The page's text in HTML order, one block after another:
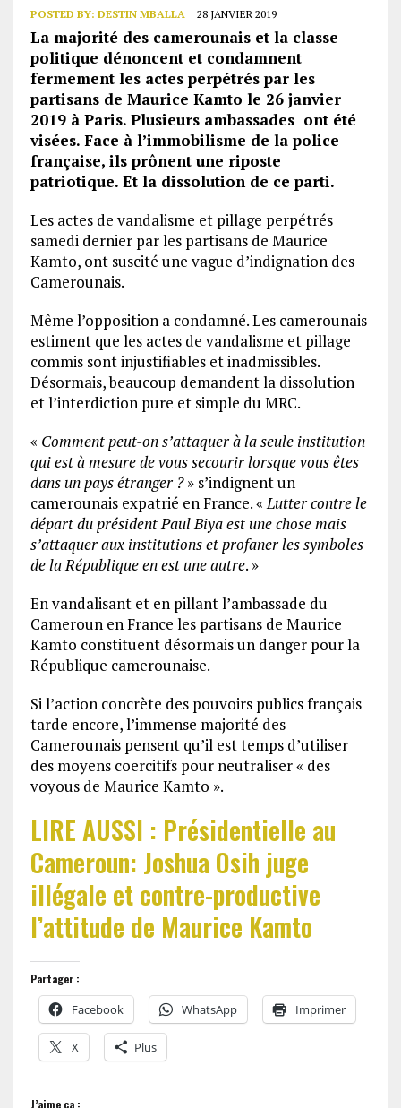
POSTED BY: DESTIN MBALLA 28 JANVIER 2019
La majorité des camerounais et la classe
politique dénoncent et condamnent
fermement les actes perpétrés par les
partisans de Maurice Kamto le 26 janvier
2019 à Paris. Plusieurs ambassades ont été
visées. Face à l’immobilisme de la police
française, ils prônent une riposte
patriotique. Et la dissolution de ce parti.
Les actes de vandalisme et pillage perpétrés
samedi dernier par les partisans de Maurice
Kamto, ont suscité une vague d’indignation des
Camerounais.
Même l’opposition a condamné. Les camerounais
estiment que les actes de vandalisme et pillage
commis sont injustifiables et inadmissibles.
Désormais, beaucoup demandent la dissolution
et l’interdiction pure et simple du MRC.
« Comment peut-on s’attaquer à la seule institution
qui est à mesure de vous secourir lorsque vous êtes
dans un pays étranger ?» s’indignent un
camerounais expatrié en France. «Lutter contre le
départ du président Paul Biya est une chose mais
s’attaquer aux institutions et profaner les symboles
de la République en est une autre. »
En vandalisant et en pillant l’ambassade du
Cameroun en France les partisans de Maurice
Kamto constituent désormais un danger pour la
République camerounaise.
Si l’action concrète des pouvoirs publics français
tarde encore, l’immense majorité des
Camerounais pensent qu’il est temps d’utiliser
des moyens coercitifs pour neutraliser « des
voyous de Maurice Kamto ».
LIRE AUSSI : Présidentielle au
Cameroun: Joshua Osih juge
illégale et contre-productive
l’attitude de Maurice Kamto
Partager :
Facebook WhatsApp Imprimer
X Plus
J’aime ça :